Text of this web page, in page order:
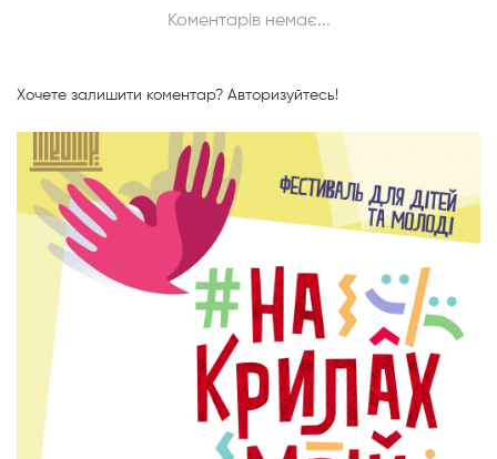
Коментарів немає...
Хочете залишити коментар? Авторизуйтесь!